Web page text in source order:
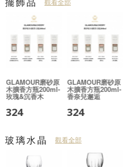
GLAMOUR磨砂原
木擴香方瓶200ml-
玫瑰&沉香木
324
GLAMOUR磨砂原
木擴香方瓶200ml-
香奈兒邂逅
324
玻璃水晶 觀看全部